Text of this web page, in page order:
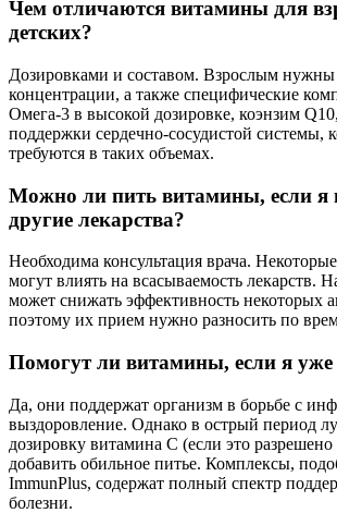
Чем отличаются витамины для
детских?
Дозировками и составом. Взрослым нужны
концентрации, а также специфические
Омега-3 в высокой дозировке, коэнзим
поддержки сердечно-сосудистой системы,
требуются в таких объемах.
Можно ли пить витамины, если
другие лекарства?
Необходима консультация врача.
могут влиять на всасываемость лекарств.
может снижать эффективность некоторых
поэтому их прием нужно разносить по
Помогут ли витамины, если я уже
Да, они поддержат организм в борьбе с
выздоровление. Однако в острый период
дозировку витамина С (если это
добавить обильное питье. Комплексы,
ImmunPlus, содержат полный спектр
болезни.